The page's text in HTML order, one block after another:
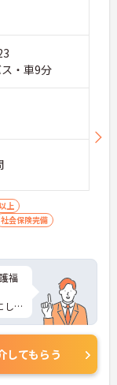
・車9分
上
社会保険完備
福
し
雨の
の
してもらう